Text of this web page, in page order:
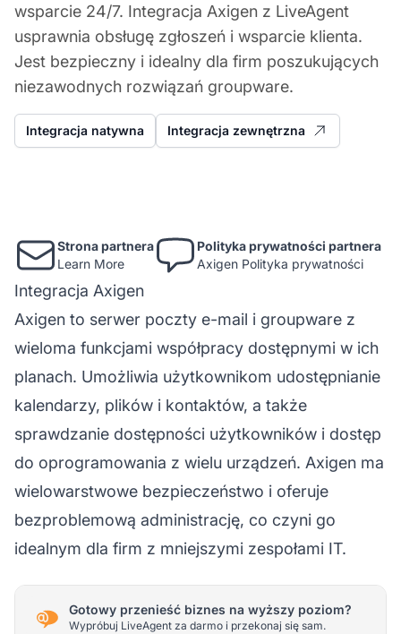
wsparcie 24/7. Integracja Axigen z LiveAgent
usprawnia obsługę zgłoszeń i wsparcie klienta.
Jest bezpieczny i idealny dla firm poszukujących
niezawodnych rozwiązań groupware.
Integracja natywna Integracja zewnętrzna
Strona partnera
Learn More
Polityka prywatności partnera
Axigen Polityka prywatności
Integracja Axigen
Axigen to serwer poczty e-mail i groupware z
wieloma funkcjami współpracy dostępnymi w ich
planach. Umożliwia użytkownikom udostępnianie
kalendarzy, plików i kontaktów, a także
sprawdzanie dostępności użytkowników i dostęp
do oprogramowania z wielu urządzeń. Axigen ma
wielowarstwowe bezpieczeństwo i oferuje
bezproblemową administrację, co czyni go
idealnym dla firm z mniejszymi zespołami IT.
Gotowy przenieść biznes na wyższy poziom?
Wypróbuj LiveAgent za darmo i przekonaj się sam.